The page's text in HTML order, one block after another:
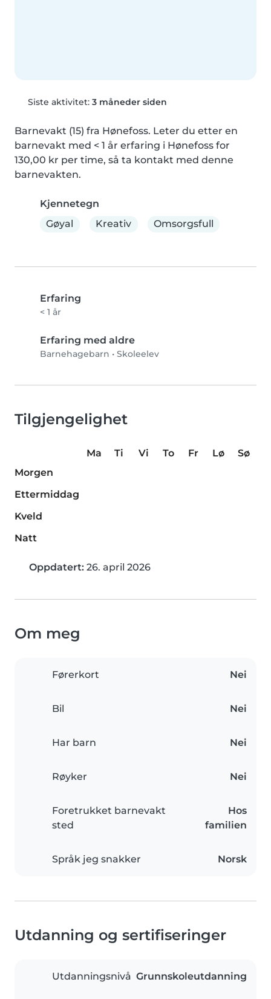
Siste aktivitet: 3 måneder siden
Barnevakt (15) fra Hønefoss. Leter du etter en
barnevakt med < 1 år erfaring i Hønefoss for
130,00 kr per time, så ta kontakt med denne
barnevakten.
Kjennetegn
Gøyal
Kreativ Omsorgsfull
Erfaring
< 1 år
Erfaring med aldre
Barnehagebarn • Skoleelev
Tilgjengelighet
Ma Ti Vi To Fr Lø
Sø
Morgen
Ettermiddag
Kveld
Natt
Oppdatert: 26. april 2026
Om meg
Førerkort Nei
Bil Nei
Har barn Nei
Røyker Nei
Foretrukket barnevakt
sted
Hos
familien
Språk jeg snakker Norsk
Utdanning og sertifiseringer
Utdanningsnivå Grunnskoleutdanning